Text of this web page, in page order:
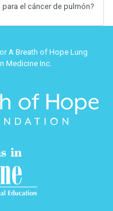
el cáncer de pulmón?
A Breath of Hope Lung
Medicine Inc.